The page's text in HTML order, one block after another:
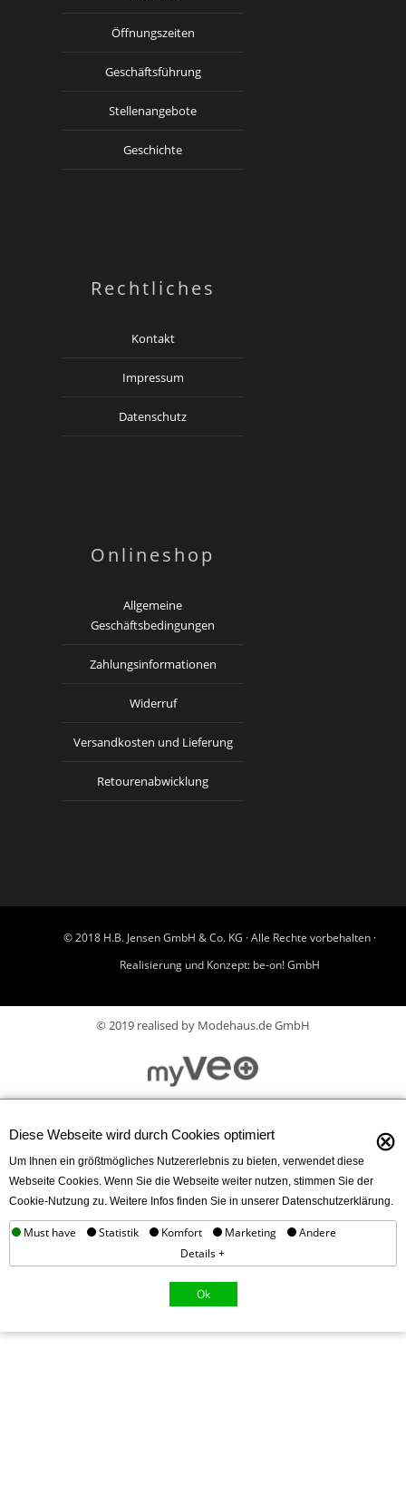
Öffnungszeiten
Geschäftsführung
Stellenangebote
Geschichte
Rechtliches
Kontakt
Impressum
Datenschutz
Onlineshop
Allgemeine
Geschäftsbedingungen
Zahlungsinformationen
Widerruf
Versandkosten und Lieferung
Retourenabwicklung
© 2018 H.B. Jensen GmbH & Co. KG · Alle Rechte vorbehalten ·
Realisierung und Konzept: be-on! GmbH
© 2019 realised by Modehaus.de GmbH
Diese Webseite wird durch Cookies optimiert ⊗
Um Ihnen ein größtmögliches Nutzererlebnis zu bieten, verwendet diese
Webseite Cookies. Wenn Sie die Webseite weiter nutzen, stimmen Sie der
Cookie-Nutzung zu. Weitere Infos finden Sie in unserer Datenschutzerklärung.
Must have Statistik Komfort Marketing
Andere
Details +
Ok